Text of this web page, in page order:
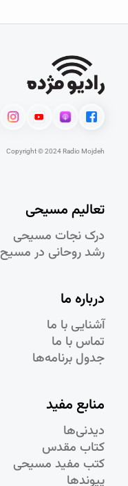
Copyright © 2024 Radio Mojdeh
تعالیم مسیحی
درک نجات مسيحی
رشد روحانی در مسيح
درباره ما
آشنایی با ما
تماس با ما
جدول برنامه‌ها
منابع مفید
دیدنی‌ها
کتاب مقدس
کتب مفید مسیحی
پیوندها